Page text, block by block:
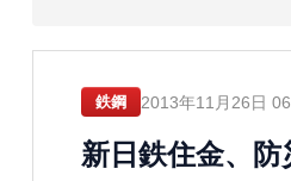
鉄鋼 2013年11月26日
新日鉄住金、